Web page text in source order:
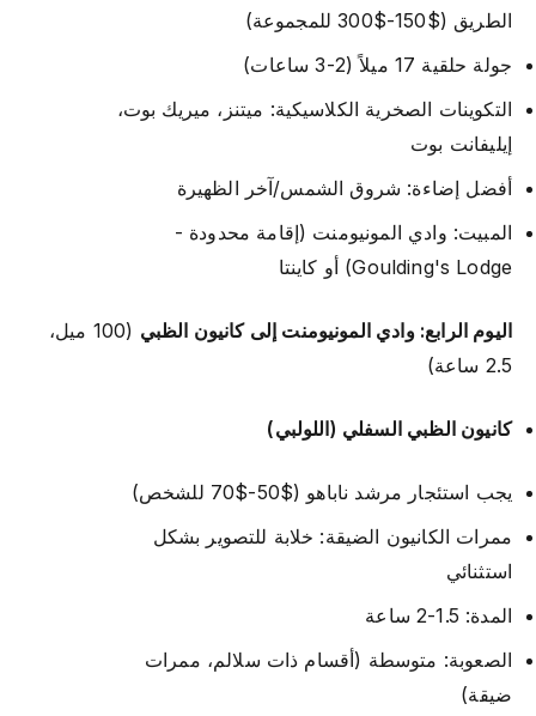
الطريق ($150-$300 للمجموعة)
جولة حلقية 17 ميلاً (2-3 ساعات)
التكوينات الصخرية الكلاسيكية: ميتنز، ميريك بوت،
إيليفانت بوت
أفضل إضاءة: شروق الشمس/آخر الظهيرة
المبيت: وادي المونيومنت (إقامة محدودة -
Goulding's Lodge) أو كاينتا
اليوم الرابع: وادي المونيومنت إلى كانيون الظبي
(100 ميل،
2.5 ساعة)
كانيون الظبي السفلي (اللولبي)
يجب استئجار مرشد ناباهو ($50-$70 للشخص)
ممرات الكانيون الضيقة: خلابة للتصوير بشكل
استثنائي
المدة: 1.5-2 ساعة
الصعوبة: متوسطة (أقسام ذات سلالم، ممرات
ضيقة)